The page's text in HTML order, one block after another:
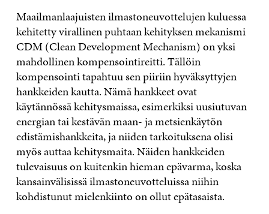
Maailmanlaajuisten ilmastoneuvottelujen kuluessa
kehitetty virallinen puhtaan kehityksen mekanismi
CDM (Clean Development Mechanism) on yksi
mahdollinen kompensointireitti. Tällöin
kompensointi tapahtuu sen piiriin hyväksyttyjen
hankkeiden kautta. Nämä hankkeet ovat
käytännössä kehitysmaissa, esimerkiksi uusiutuvan
energian tai kestävän maan- ja metsienkäytön
edistämishankkeita, ja niiden tarkoituksena olisi
myös auttaa kehitysmaita. Näiden hankkeiden
tulevaisuus on kuitenkin hieman epävarma, koska
kansainvälisissä ilmastoneuvotteluissa niihin
kohdistunut mielenkiinto on ollut epätasaista.